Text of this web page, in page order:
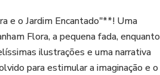
e o Jardim Encantado"**! Uma
Flora, a pequena fada, enquanto
ilustrações e uma narrativa
para estimular a imaginação e o